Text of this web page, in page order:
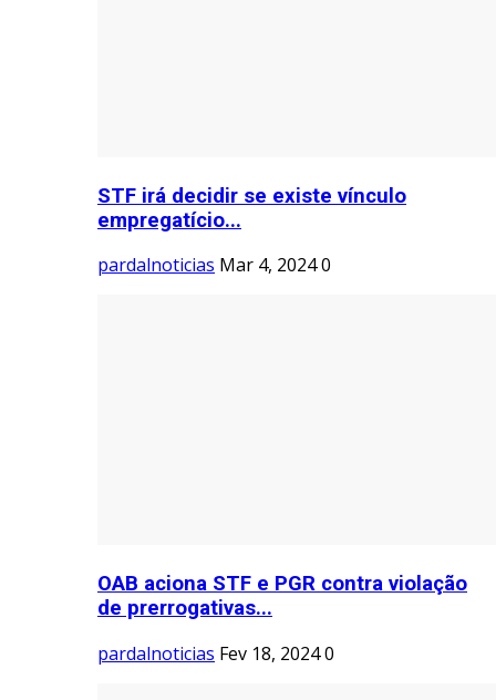
STF irá decidir se existe vínculo
empregatício...
pardalnoticias Mar 4, 20240
OAB aciona STF e PGR contra violação
de prerrogativas...
pardalnoticias Fev 18, 20240